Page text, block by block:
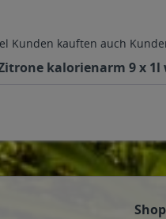
Kunden kauften auch
kalorienarm 9 x